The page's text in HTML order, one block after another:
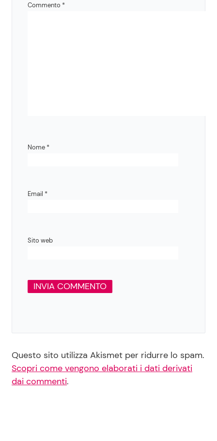
Commento *
Nome *
Email *
Sito web
Questo sito utilizza Akismet per ridurre lo spam.
Scopri come vengono elaborati i dati derivati
dai commenti.